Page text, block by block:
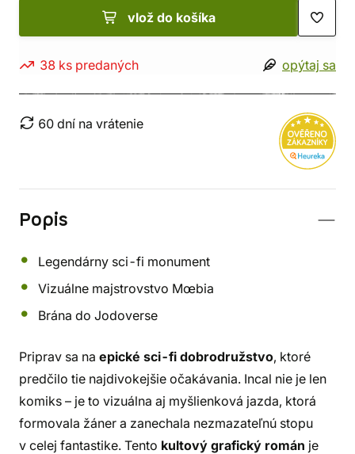
vlož do košíka
38 ks predaných opýtaj sa
60 dní na vrátenie
Popis
Legendárny sci-fi monument
Vizuálne majstrovstvo Mœbia
Brána do Jodoverse
Priprav sa na epické sci-fi dobrodružstvo, ktoré
predčilo tie najdivokejšie očakávania. Incal nie je len
komiks – je to vizuálna aj myšlienková jazda, ktorá
formovala žáner a zanechala nezmazateľnú stopu
v celej fantastike. Tento kultový grafický román je